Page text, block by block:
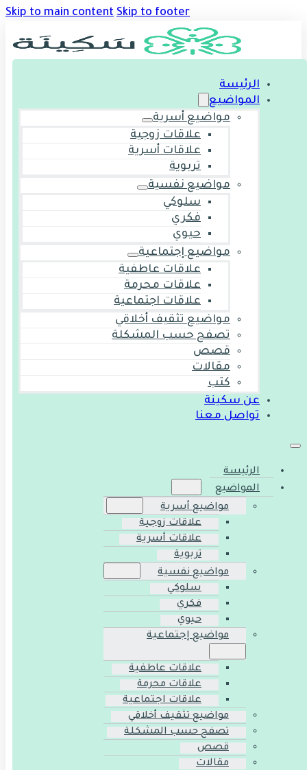
Skip to main content Skip to footer
الرئيسة
المواضيع
مواضيع أسرية
علاقات زوجية
علاقات أسرية
تربوية
مواضيع نفسية
سلوكي
فكري
حيوي
مواضيع إجتماعية
علاقات عاطفية
علاقات محرمة
علاقات اجتماعية
مواضيع تثقيف أخلاقي
تصفح حسب المشكلة
قصص
مقالات
كتب
عن سكينة
تواصل معنا
الرئيسة
المواضيع
مواضيع أسرية
علاقات زوجية
علاقات أسرية
تربوية
مواضيع نفسية
سلوكي
فكري
حيوي
مواضيع إجتماعية
علاقات عاطفية
علاقات محرمة
علاقات اجتماعية
مواضيع تثقيف أخلاقي
تصفح حسب المشكلة
قصص
مقالات